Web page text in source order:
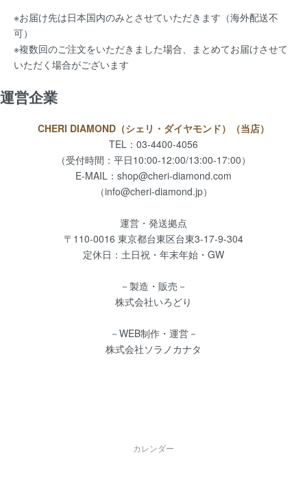
※お届け先は日本国内のみとさせていただきます（海外配送不
可）
※複数回のご注文をいただきました場合、まとめてお届けさせて
いただく場合がございます
運営企業
CHERI DIAMOND（シェリ・ダイヤモンド）（当店）
TEL：03-4400-4056
（受付時間：平日10:00-12:00/13:00-17:00）
E-MAIL： shop@cheri-diamond.com
（info@cheri-diamond.jp）
運営・発送拠点
〒110-0016 東京都台東区台東3-17-9-304
定休日：土日祝・年末年始・GW
－製造・販売－
株式会社いろどり
－WEB制作・運営－
株式会社ソラノカナタ
カレンダー